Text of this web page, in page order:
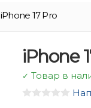
iPhone 17 Pro
iPhone
✓ Товар в